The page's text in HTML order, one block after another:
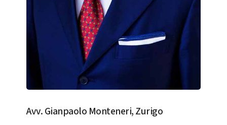
Avv. Gianpaolo Monteneri, Zurigo